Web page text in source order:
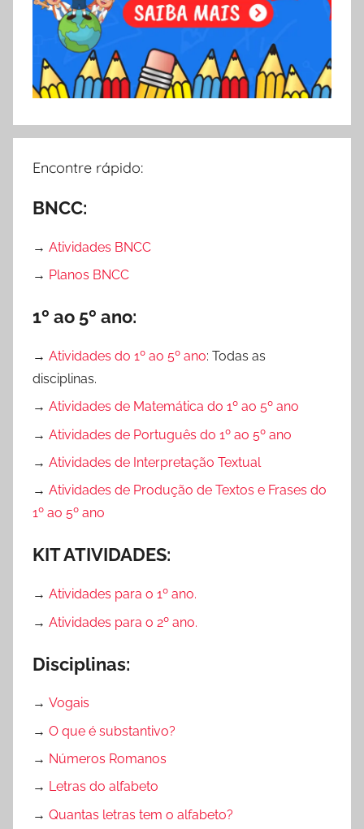
Encontre rápido:
BNCC:
→ Atividades BNCC
→ Planos BNCC
1º ao 5º ano:
→ Atividades do 1º ao 5º ano: Todas as
disciplinas.
→ Atividades de Matemática do 1º ao 5º ano
→ Atividades de Português do 1º ao 5º ano
→ Atividades de Interpretação Textual
→ Atividades de Produção de Textos e Frases do
1º ao 5º ano
KIT ATIVIDADES:
→ Atividades para o 1º ano.
→ Atividades para o 2º ano.
Disciplinas:
→ Vogais
→ O que é substantivo?
→ Números Romanos
→ Letras do alfabeto
→ Quantas letras tem o alfabeto?